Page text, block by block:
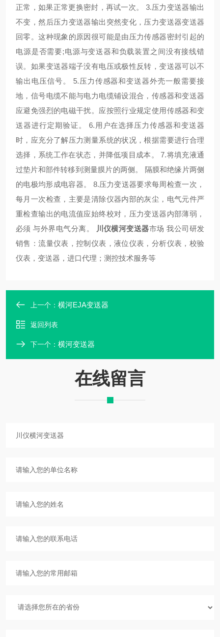
正常，如果正常更换密封，再试一次。 3.压力变送器输出
不变，然后压力变送器输出突然变化，压力变送器变送器
回零。这种现象的原因很可能是由压力传感器密封引起的
电源是否需要;电源与变送器和负载装置之间没有接线错
误。如果变送器端子没有电压或极性反转，变送器可以不
输出电压信号。 5.压力传感器和变送器外壳一般需要接
地，信号电缆不能与电力电缆铺设混合，传感器和变送器
应避免强烈的电磁干扰。应按照行业规定使用传感器和变
送器进行定期验证。 6.用户在选择压力传感器和变送器
时，应充分了解压力测量系统的状况，根据需要进行合理
选择，系统工作在状态，并降低项目成本。 7.将填充液通
过垫片和部件转移到测量膜片的两侧。 隔膜和绝缘片两侧
的电极均形成电容器。 8.压力变送器要求每周检查一次，
每月一次检查，主要是清除仪器内部的灰尘，电气元件严
重检查输出的电流值应始终校对，压力变送器内部薄弱，
必须 与外界电气分离。
川仪横河变送器市场 我公司研发
销售：流量仪表，控制仪表，液位仪表，分析仪表，校验
仪表，变送器，进口代理；测控技术服务等
上一个： 横河EJA变送器
返回列表
下一个： 横河变送器
在线留言